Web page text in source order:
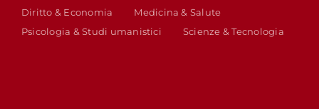
Diritto & Economia
Medicina & Salute
Psicologia & Studi umanistici
Scienze & Tecnologia